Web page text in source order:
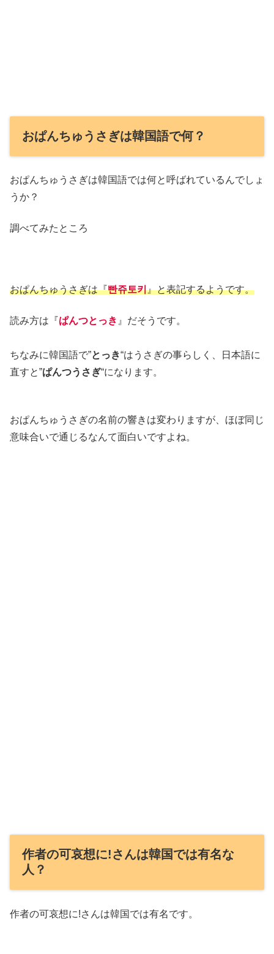
おぱんちゅうさぎは韓国語で何？
おぱんちゅうさぎは韓国語では何と呼ばれているんでしょ
うか？
調べてみたところ
おぱんちゅうさぎは『빤쥬토키』と表記するようです。
読み方は『ぱんつとっき 』だそうです。
ちなみに韓国語で”とっき“はうさぎの事らしく、日本語に
直すと”ぱんつうさぎ“になります。
おぱんちゅうさぎの名前の響きは変わりますが、ほぼ同じ
意味合いで通じるなんて面白いですよね。
作者の可哀想に!さんは韓国では有名な
人？
作者の可哀想に!さんは韓国では有名です。